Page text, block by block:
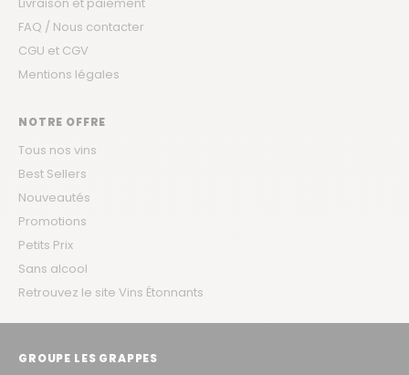
Livraison et paiement
FAQ / Nous contacter
CGU et CGV
Mentions légales
NOTRE OFFRE
Tous nos vins
Best Sellers
Nouveautés
Promotions
Petits Prix
Sans alcool
Retrouvez le site Vins Étonnants
GROUPE LES GRAPPES